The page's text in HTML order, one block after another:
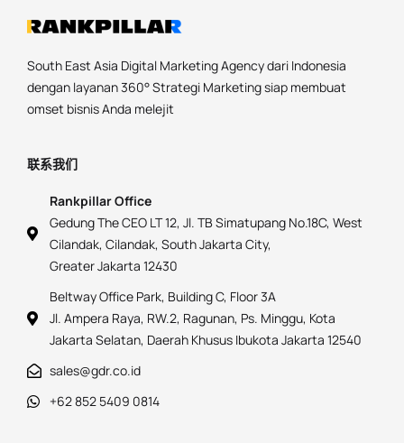
South East Asia Digital Marketing Agency dari Indonesia
dengan layanan 360° Strategi Marketing siap membuat
omset bisnis Anda melejit
联系我们
Rankpillar Office
Gedung The CEO LT 12, Jl. TB Simatupang No.18C, West
Cilandak, Cilandak, South Jakarta City,
Greater Jakarta 12430
Beltway Office Park, Building C, Floor 3A
Jl. Ampera Raya, RW.2, Ragunan, Ps. Minggu, Kota
Jakarta Selatan, Daerah Khusus Ibukota Jakarta 12540
sales@gdr.co.id
+62 852 5409 0814